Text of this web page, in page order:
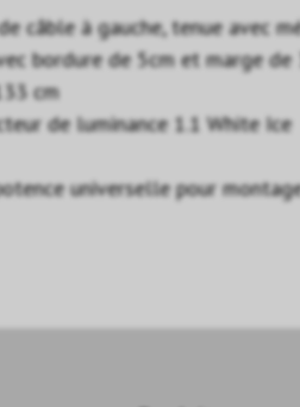
câble à gauche, tenue avec
bordure de 5cm et marge de
cm
de luminance 1.1 White Ice
universelle pour